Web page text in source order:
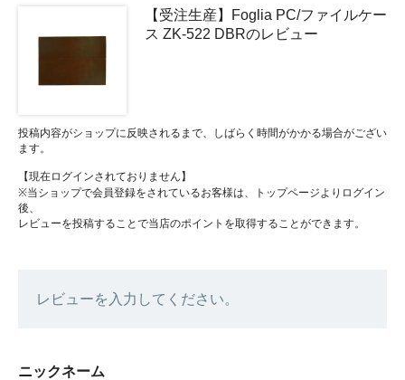
【受注生産】Foglia PC/ファイルケー
ス ZK-522 DBRのレビュー
投稿内容がショップに反映されるまで、しばらく時間がかかる場合がござい
ます。
【現在ログインされておりません】
※当ショップで会員登録をされているお客様は、トップページよりログイン
後、
レビューを投稿することで当店のポイントを取得することができます。
レビューを入力してください。
ニックネーム